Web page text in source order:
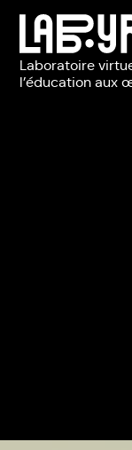
Laboratoire
l’éducation aux